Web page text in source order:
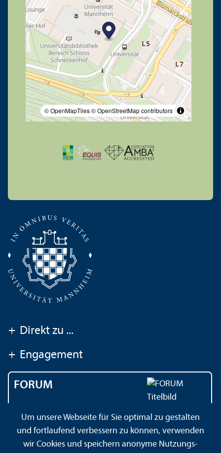
© OpenMapTiles© OpenStreetMap contributors
+ Direkt zu ...
+ Engagement
FORUM
Universität Mannheim
Um unsere Webseite für Sie optimal zu gestalten
und fortlaufend verbessern zu können, verwenden
wir Cookies und speichern anonyme Nutzungs­